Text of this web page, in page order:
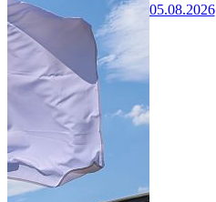
05.08.2026